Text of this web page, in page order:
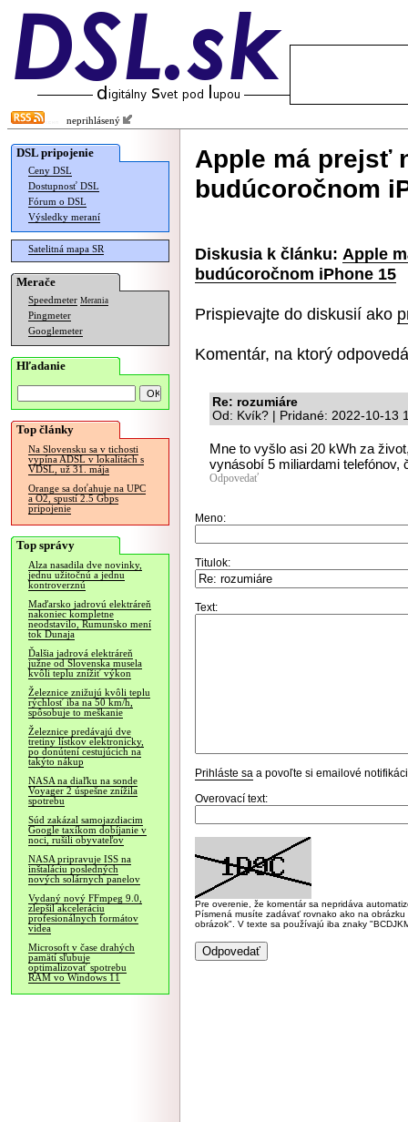
neprihlásený
DSL pripojenie
Ceny DSL
Dostupnosť DSL
Fórum o DSL
Výsledky meraní
Satelitná mapa SR
Merače
Speedmeter Merania
Pingmeter
Googlemeter
Hľadanie
Top články
Na Slovensku sa v tichosti
vypína ADSL v lokalitách s
VDSL, už 31. mája
Orange sa doťahuje na UPC
a O2, spustí 2.5 Gbps
pripojenie
Top správy
Alza nasadila dve novinky,
jednu užitočnú a jednu
kontroverznú
Maďarsko jadrovú elektráreň
nakoniec kompletne
neodstavilo, Rumunsko mení
tok Dunaja
Ďalšia jadrová elektráreň
južne od Slovenska musela
kvôli teplu znížiť výkon
Železnice znižujú kvôli teplu
rýchlosť iba na 50 km/h,
spôsobuje to meškanie
Železnice predávajú dve
tretiny lístkov elektronicky,
po donútení cestujúcich na
takýto nákup
NASA na diaľku na sonde
Voyager 2 úspešne znížila
spotrebu
Súd zakázal samojazdiacim
Google taxíkom dobíjanie v
noci, rušili obyvateľov
NASA pripravuje ISS na
inštaláciu posledných
nových solárnych panelov
Vydaný nový FFmpeg 9.0,
zlepšil akceleráciu
profesionálnych formátov
videa
Microsoft v čase drahých
pamätí sľubuje
optimalizovať spotrebu
RAM vo Windows 11
Apple má prejsť
budúcoročnom
Diskusia k článku: Apple
budúcoročnom iPhone 15
Prispievajte do diskusií ako
Komentár, na ktorý
Re: rozumiáre
Od: Kvík? | Pridané: 2022-10-13
Mne to vyšlo asi 20 kWh za
vynásobí 5 miliardami telefónov,
Odpovedať
Meno:
Titulok:
Text:
Prihláste sa a povoľte si emailové
Overovací text:
Pre overenie, že komentár sa nepridáva
Písmená musíte zadávať rovnako ako na
obrázok". V texte sa používajú iba znaky